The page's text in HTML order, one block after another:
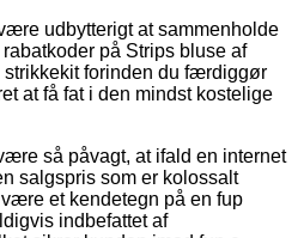
udbytterigt at sammenholde
på Strips bluse af
forinden du færdiggør
at få fat i den mindst kostelige
så påvagt, at ifald en internet
salgspris som er kolossalt
et kendetegn på en fup
indbefattet af